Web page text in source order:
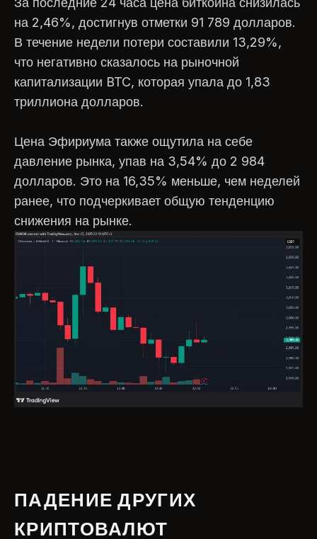
на 2,46%, достигнув отметки 91 789 долларов.
В течение недели потери составили 13,29%,
что негативно сказалось на рыночной
капитализации BTC, которая упала до 1,83
триллиона долларов.
Цена Эфириума также ощутила на себе
давление рынка, упав на 3,54% до 2 984
долларов. Это на 16,35% меньше, чем неделей
ранее, что подчеркивает общую тенденцию
снижения на рынке.
ПАДЕНИЕ ДРУГИХ
КРИПТОВАЛЮТ